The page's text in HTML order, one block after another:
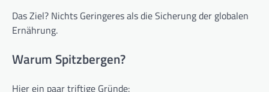
Das Ziel? Nichts Geringeres als die Sicherung der globalen
Ernährung.
Warum Spitzbergen?
Hier ein paar triftige Gründe: